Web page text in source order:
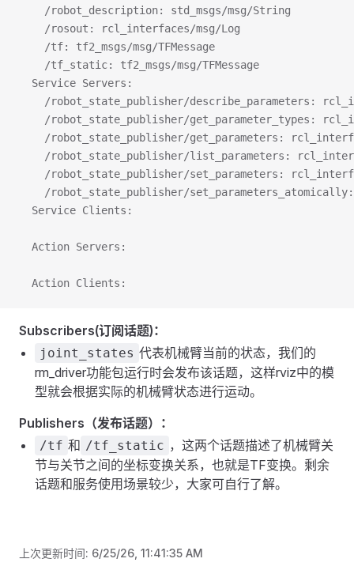
    /robot_description: std_msgs/msg/String
    /rosout: rcl_interfaces/msg/Log
    /tf: tf2_msgs/msg/TFMessage
    /tf_static: tf2_msgs/msg/TFMessage
  Service Servers:
/robot_state_publisher/describe_parameters:
/robot_state_publisher/get_parameter_types:
/robot_state_publisher/get_parameters:
/robot_state_publisher/list_parameters:
/robot_state_publisher/set_parameters:
/robot_state_publisher/
  Service Clients:
  Action Servers:
  Action Clients:
Subscribers(订阅话题)：
joint_states 代表机械臂当前的状态，我们的
rm_driver功能包运行时会发布该话题，这样rviz中的模
型就会根据实际的机械臂状态进行运动。
Publishers（发布话题）：
/tf 和 /tf_static ，这两个话题描述了机械臂关
节与关节之间的坐标变换关系，也就是TF变换。剩余
话题和服务使用场景较少，大家可自行了解。
上次更新时间: 6/25/26, 11:41:35 AM